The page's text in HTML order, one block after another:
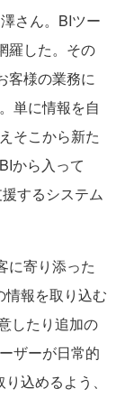
さん。BIツー
羅した。その
客様の業務に
単に情報を自
そこから新た
から入って
するシステム
に寄り添った
報を取り込む
したり追加の
ザーが日常的
込めるよう、